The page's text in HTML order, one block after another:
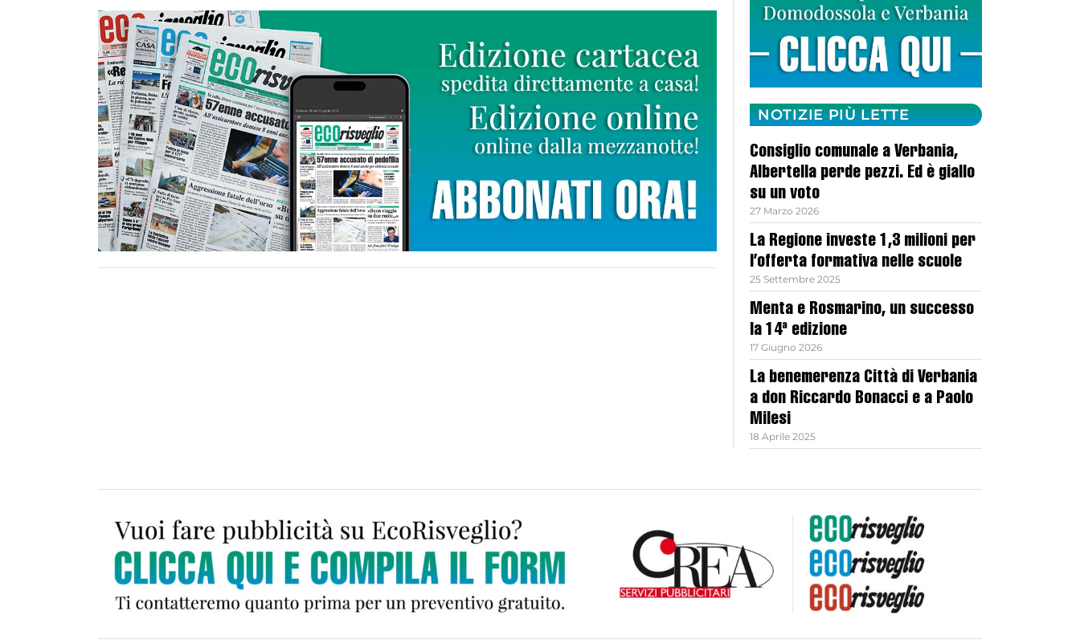
NOTIZIE PIÙ LETTE
Consiglio comunale a Verbania,
Albertella perde pezzi. Ed è giallo
su un voto
27 Marzo 2026
La Regione investe 1,3 milioni per
l’offerta formativa nelle scuole
25 Settembre 2025
Menta e Rosmarino, un successo
la 14ª edizione
17 Giugno 2026
La benemerenza Città di Verbania
a don Riccardo Bonacci e a Paolo
Milesi
18 Aprile 2025